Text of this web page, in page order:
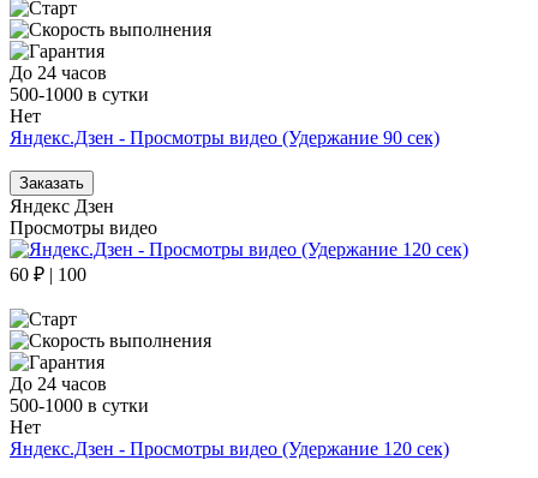
До 24 часов
500-1000 в сутки
Нет
Яндекс.Дзен - Просмотры видео (Удержание 90 сек)
Заказать
Яндекс Дзен
Просмотры видео
60 ₽ | 100
До 24 часов
500-1000 в сутки
Нет
Яндекс.Дзен - Просмотры видео (Удержание 120 сек)